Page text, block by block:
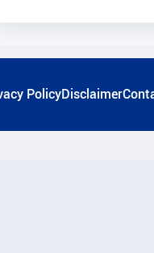
PolicyDisclaimer